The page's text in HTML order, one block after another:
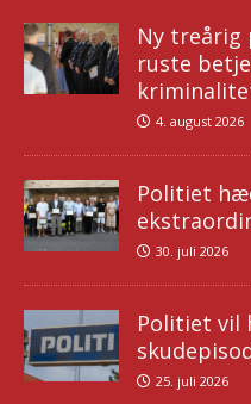
Ny treårig
ruste
4. august 2026
Politiet
30. juli 2026
Politiet vil
25. juli 2026